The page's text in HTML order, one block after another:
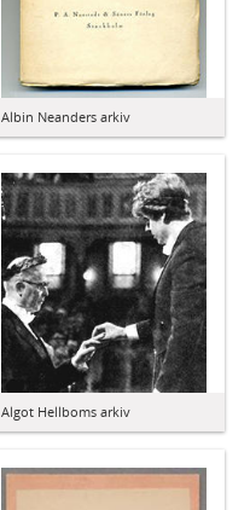
Albin Neanders arkiv
Algot Hellboms arkiv